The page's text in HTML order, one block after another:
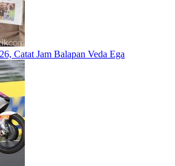
Catat Jam Balapan Veda Ega